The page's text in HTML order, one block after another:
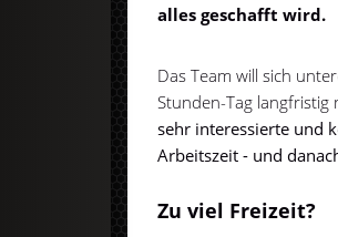
alles geschafft wird.
Das Team will sich
Stunden-Tag
sehr interessierte und
Arbeitszeit - und
Zu viel Freizeit?